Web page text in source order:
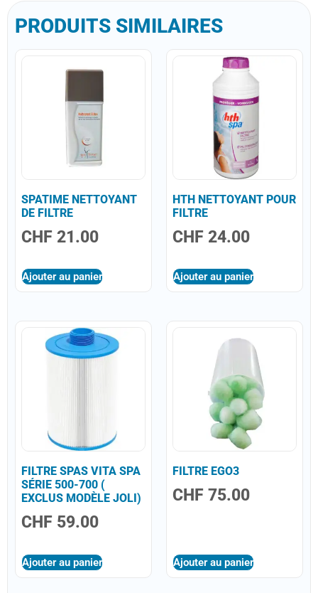
PRODUITS SIMILAIRES
SPATIME NETTOYANT
DE FILTRE
CHF 21.00
Ajouter au panier
HTH NETTOYANT POUR
FILTRE
CHF 24.00
Ajouter au panier
FILTRE SPAS VITA SPA
SÉRIE 500-700 (
EXCLUS MODÈLE JOLI)
CHF 59.00
Ajouter au panier
FILTRE EGO3
CHF 75.00
Ajouter au panier